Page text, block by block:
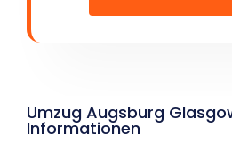
Umzug Augsburg
Informationen